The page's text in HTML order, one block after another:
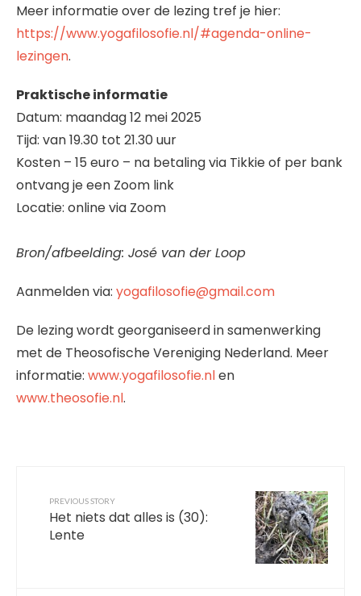
Meer informatie over de lezing tref je hier:
https://www.yogafilosofie.nl/#agenda-online-
lezingen.
Praktische informatie
Datum: maandag 12 mei 2025
Tijd: van 19.30 tot 21.30 uur
Kosten – 15 euro – na betaling via Tikkie of per bank
ontvang je een Zoom link
Locatie: online via Zoom
Bron/afbeelding: José van der Loop
Aanmelden via: yogafilosofie@gmail.com
De lezing wordt georganiseerd in samenwerking
met de Theosofische Vereniging Nederland. Meer
informatie: www.yogafilosofie.nlen
www.theosofie.nl.
PREVIOUS STORY
Het niets dat alles is (30):
Lente